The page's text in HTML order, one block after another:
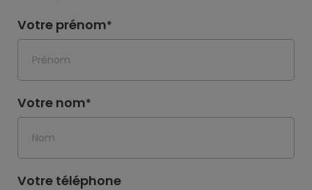
Votre prénom*
Votre nom*
Votre téléphone